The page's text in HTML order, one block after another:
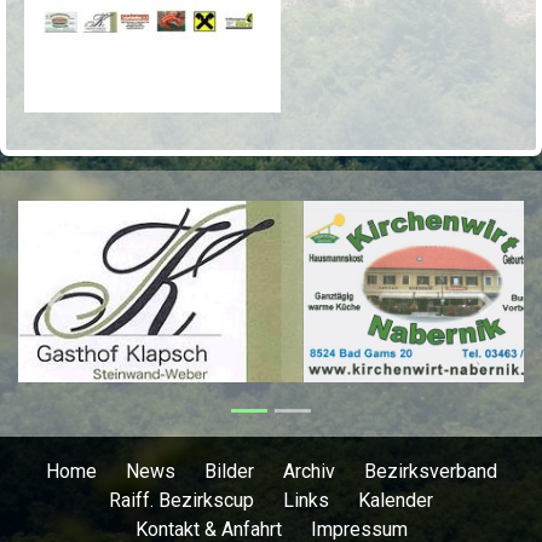
Previous Next
Home News Bilder Archiv
Bezirksverband
Raiff. Bezirkscup
Links
Kalender
Kontakt & Anfahrt
Impressum